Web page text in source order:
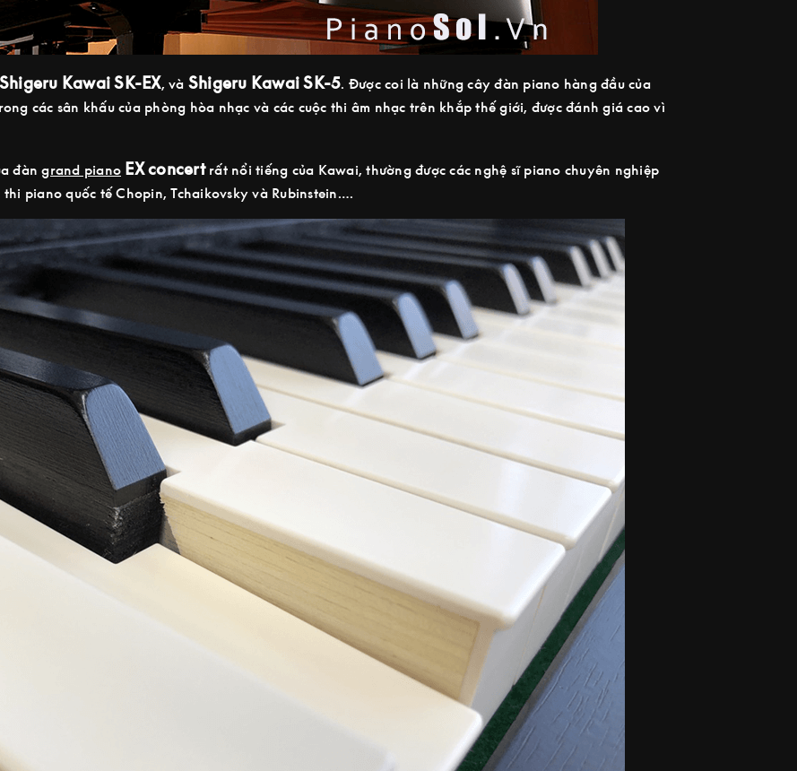
Shigeru Kawai SK-EX, và Shigeru Kawai SK-5. Được coi là những cây đàn piano hàng đầu của
các sân khấu của phòng hòa nhạc và các cuộc thi âm nhạc trên khắp thế giới, được đánh giá cao vì
đàngrand piano EX concertrất nổi tiếng của Kawai, thường được các nghệ sĩ piano chuyên nghiệp
piano quốc tế Chopin, Tchaikovsky và Rubinstein….